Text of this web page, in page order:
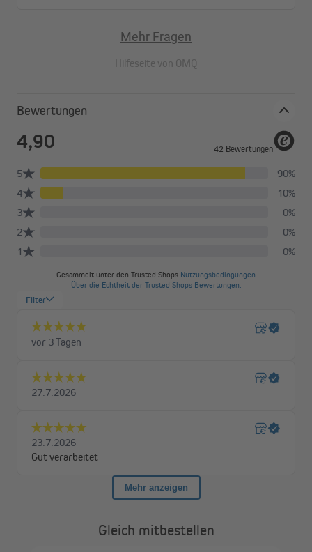
Mehr Fragen
Hilfeseite von OMQ
Bewertungen
Gleich mitbestellen